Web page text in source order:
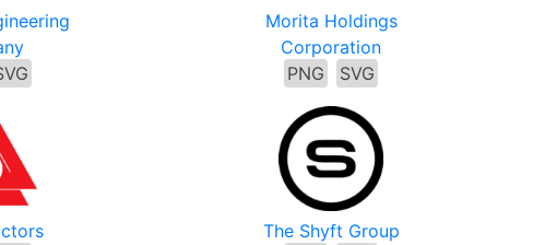
Morita Holdings
Corporation
PNG
SVG
The Shyft Group